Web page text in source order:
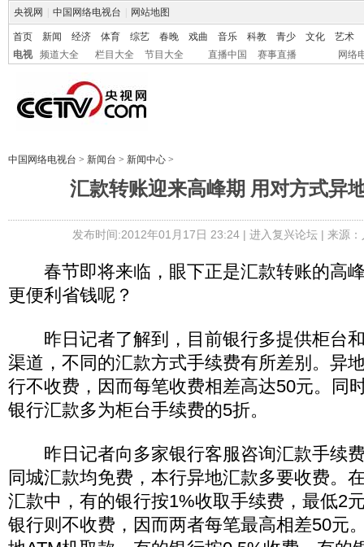
央视网 中国网络电视台 网站地图
首页 新闻 经济 体育 综艺 春晚 戏曲 音乐 科教 青少 文化
艺术
电视
频道大全 栏目大全 节目大全 直播中国 赛事直播 网络
中国网络电视台 > 新闻台 > 新闻中心 >
汇款转账迎来高峰期 用对方式异
发布时间:2012年01月17日 23:24 | 进入复兴论坛| 来源
春节即将来临，眼下正是汇款转账的高
更便利省钱呢？
昨日记者了解到，目前银行多提供柜台
渠道，不同的汇款方式手续费有所差别。异
行不收费，因而每笔收费相差高达50元。同
银行汇款多为柜台手续费的5折。
昨日记者向多家银行客服咨询汇款手续
同城汇款均免费，本行异地汇款多要收费。
汇款中，有的银行按1%收取手续费，最低2
银行则不收费，因而两者每笔最高相差50元